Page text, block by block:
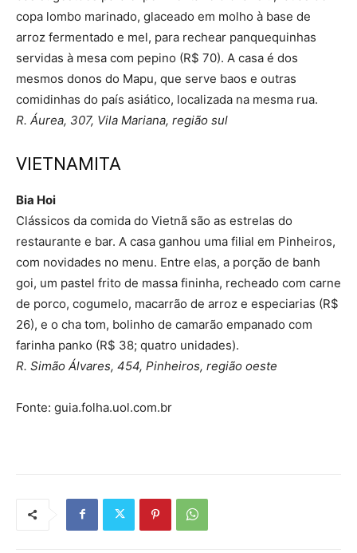
copa lombo marinado, glaceado em molho à base de
arroz fermentado e mel, para rechear panquequinhas
servidas à mesa com pepino (R$ 70). A casa é dos
mesmos donos do Mapu, que serve baos e outras
comidinhas do país asiático, localizada na mesma rua.
R. Áurea, 307, Vila Mariana, região sul
VIETNAMITA
Bia Hoi
Clássicos da comida do Vietnã são as estrelas do
restaurante e bar. A casa ganhou uma filial em Pinheiros,
com novidades no menu. Entre elas, a porção de banh
goi, um pastel frito de massa fininha, recheado com carne
de porco, cogumelo, macarrão de arroz e especiarias (R$
26), e o cha tom, bolinho de camarão empanado com
farinha panko (R$ 38; quatro unidades).
R. Simão Álvares, 454, Pinheiros, região oeste
Fonte: guia.folha.uol.com.br